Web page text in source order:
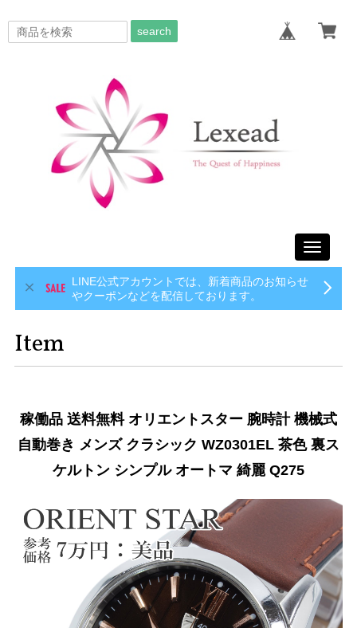
search
Toggle
LINE公式アカウントでは、新着商品のお知らせ
やクーポンなどを配信しております。
Item
稼働品 送料無料 オリエントスター 腕時計 機械式
自動巻き メンズ クラシック WZ0301EL 茶色 裏ス
ケルトン シンプル オートマ 綺麗 Q275